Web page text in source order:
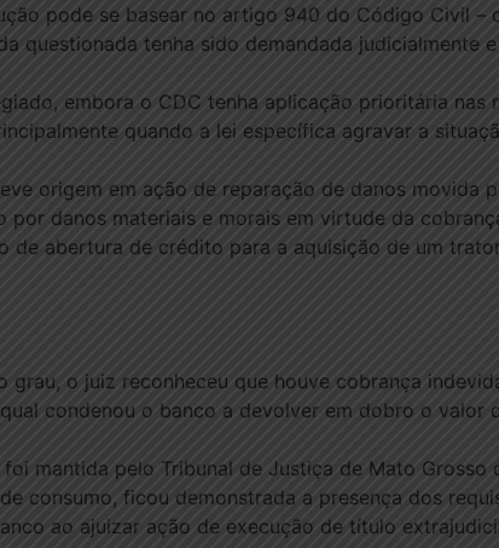
pode se basear no artigo 940 do Código Civil
questionada tenha sido demandada judicialmente
embora o CDC tenha aplicação prioritária
quando a lei específica agravar a
origem em ação de reparação de danos
por danos materiais e morais em virtude da
de abertura de crédito para a aquisição de um
grau, o juiz reconheceu que houve cobrança
condenou o banco a devolver em dobro o valor
foi mantida pelo Tribunal de Justiça de Mato
consumo, ficou demonstrada a presença dos
ao ajuizar ação de execução de título